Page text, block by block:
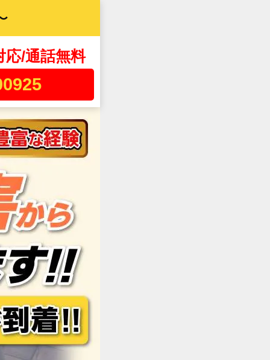
応/通話無料